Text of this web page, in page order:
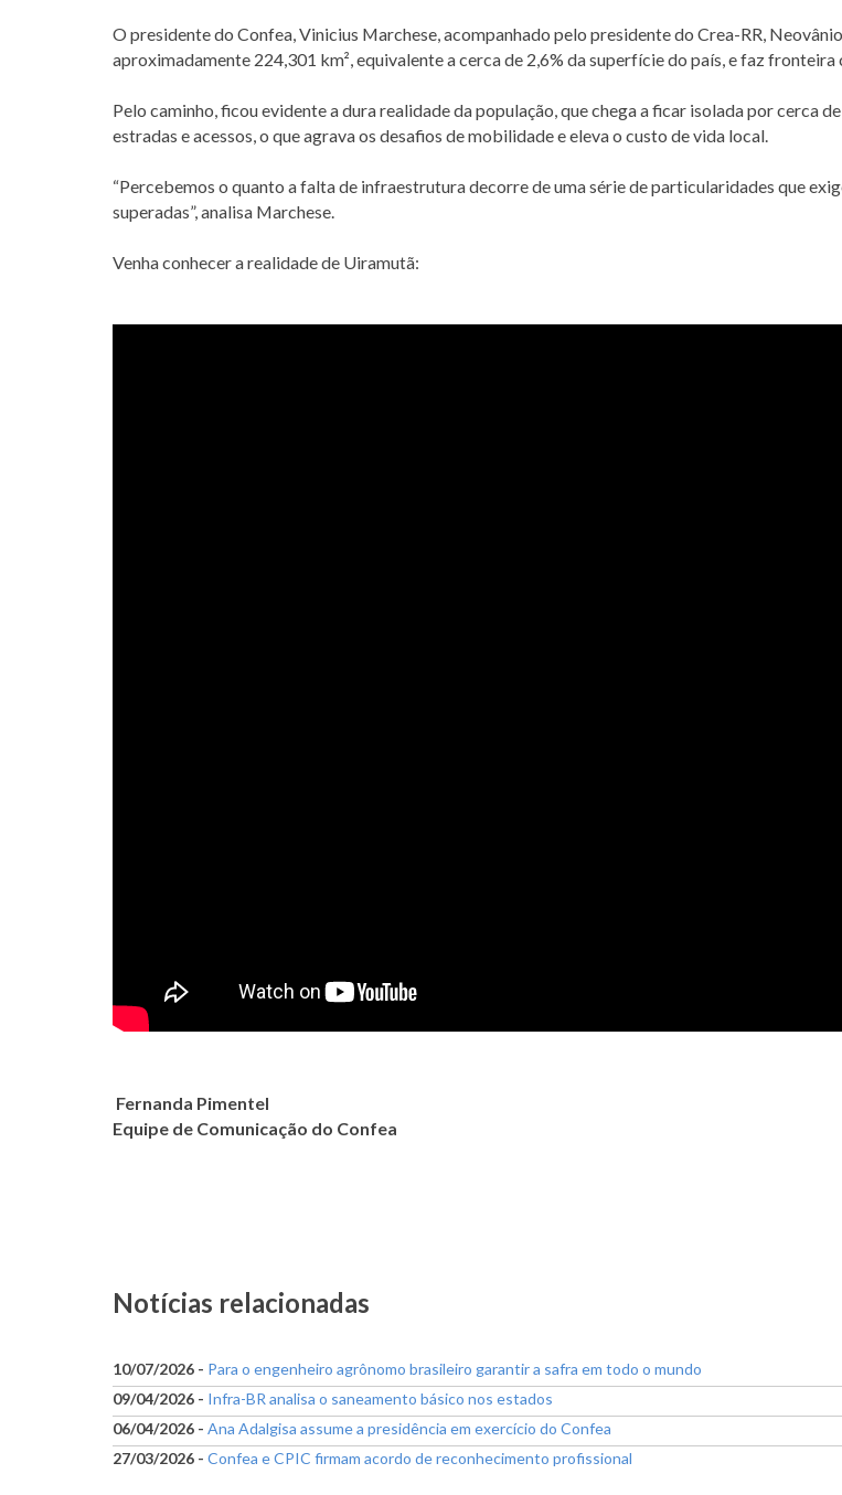
O presidente do Confea, Vinicius Marchese, acompanhado pelo presidente do Crea-RR,
aproximadamente 224,301 km², equivalente a cerca de 2,6% da superfície do país, e faz fronteira
Pelo caminho, ficou evidente a dura realidade da população, que chega a ficar isolada por cerca
estradas e acessos, o que agrava os desafios de mobilidade e eleva o custo de vida local.
“Percebemos o quanto a falta de infraestrutura decorre de uma série de particularidades que
superadas”, analisa Marchese.
Venha conhecer a realidade de Uiramutã:
Fernanda Pimentel
Equipe de Comunicação do Confea
Notícias relacionadas
10/07/2026 - Para o engenheiro agrônomo brasileiro garantir a safra em todo o mundo
09/04/2026 - Infra-BR analisa o saneamento básico nos estados
06/04/2026 - Ana Adalgisa assume a presidência em exercício do Confea
27/03/2026 - Confea e CPIC firmam acordo de reconhecimento profissional